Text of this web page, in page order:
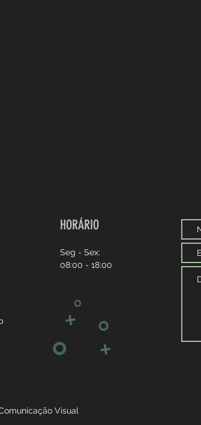
HORÁRIO
Seg - Sex:
08:00 - 18:00
Visual